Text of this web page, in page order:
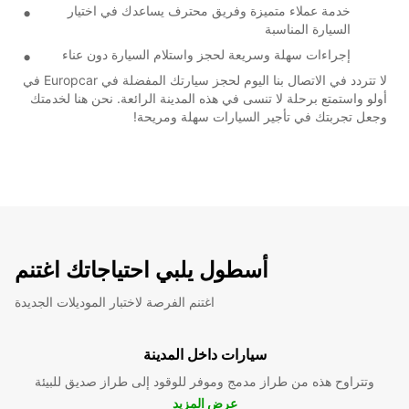
خدمة عملاء متميزة وفريق محترف يساعدك في اختيار
السيارة المناسبة
إجراءات سهلة وسريعة لحجز واستلام السيارة دون عناء
لا تتردد في الاتصال بنا اليوم لحجز سيارتك المفضلة في Europcar في
أولو واستمتع برحلة لا تنسى في هذه المدينة الرائعة. نحن هنا لخدمتك
وجعل تجربتك في تأجير السيارات سهلة ومريحة!
أسطول يلبي احتياجاتك اغتنم
اغتنم الفرصة لاختبار الموديلات الجديدة
سيارات داخل المدينة
وتتراوح هذه من طراز مدمج وموفر للوقود إلى طراز صديق للبيئة
عرض المزيد